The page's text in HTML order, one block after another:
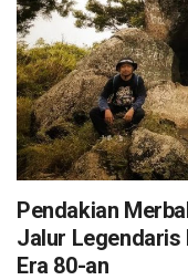
Pendakian
Jalur Legendaris
Era 80-an